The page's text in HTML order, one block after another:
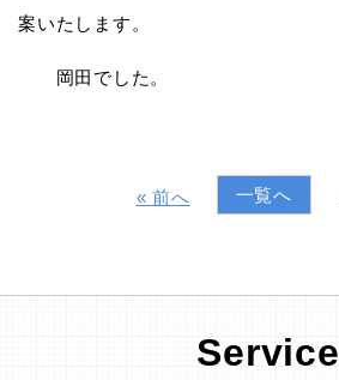
案いたします。
岡田でした。
« 前へ 一覧へ
Service